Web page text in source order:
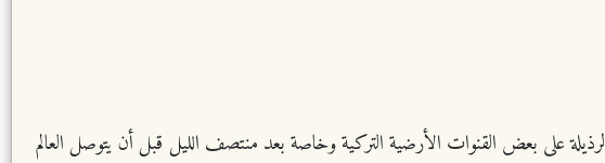
على بعض القنوات الأرضية التركية وخاصة بعد منتصف الليل قبل أن يتوصل العالم